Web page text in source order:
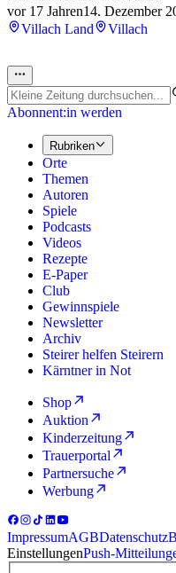
vor 17 Jahren14. Dezember
Villach Land
Villach
Abonnent:in werden
Rubriken
Orte
Themen
Autoren
Spiele
Podcasts
Videos
Rezepte
E-Paper
Club
Gewinnspiele
Newsletter
Archiv
Steirer helfen Steirern
Kärntner in Not
Shop
Auktion
Kinderzeitung
Trauerportal
Partnersuche
Werbung
ImpressumAGBDatenschutz
EinstellungenPush-